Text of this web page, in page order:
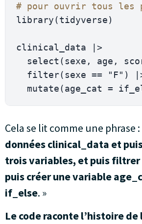
# pour ouvrir tous les
library(tidyverse)
clinical_data |>
  select
(sexe, age,
  filter
(sexe == "F" ) |
  mutate
(age_cat =
Cela se lit comme une phrase :
données clinical_data et
trois variables, et puis
puis créer une variable
if_else. »
Le code raconte l’histoire de